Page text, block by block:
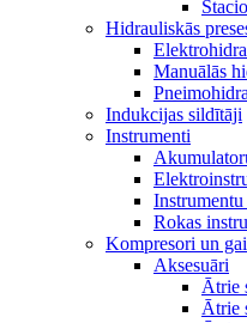
Hidrauliskās
Manuālās
Indukcijas sildītāji
Instrumenti
Rokas
Kompresori un
Aksesuāri
Ātrie
Ātrie